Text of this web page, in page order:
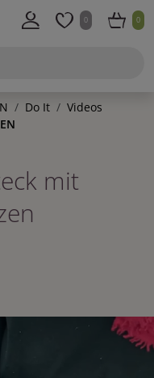
0 0
Do It
Videos
mit